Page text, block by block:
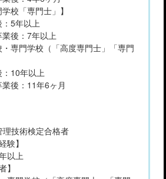
校「専門士」】
5年以上
後：7年以上
・専門学校（「高度専門士」「専門
10年以上
後：11年6ヶ月
技術検定合格者
験】
以上
】